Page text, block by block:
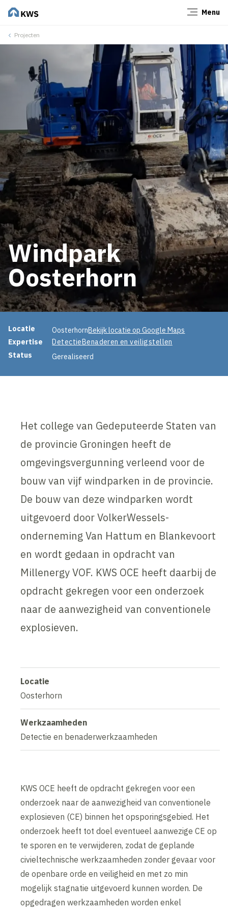
Menu
Projecten
Windpark
Oosterhorn
Projectinformatie
Locatie OosterhornBekijk locatie op Google Maps
Expertise
Detectie Benaderen en veiligstellen
Status
Gerealiseerd
Het college van Gedeputeerde Staten van
de provincie Groningen heeft de
omgevingsvergunning verleend voor de
bouw van vijf windparken in de provincie.
De bouw van deze windparken wordt
uitgevoerd door VolkerWessels-
onderneming Van Hattum en Blankevoort
en wordt gedaan in opdracht van
Millenergy VOF. KWS OCE heeft daarbij de
opdracht gekregen voor een onderzoek
naar de aanwezigheid van conventionele
explosieven.
Locatie
Oosterhorn
Werkzaamheden
Detectie en benaderwerkzaamheden
KWS OCE heeft de opdracht gekregen voor een
onderzoek naar de aanwezigheid van conventionele
explosieven (CE) binnen het opsporingsgebied. Het
onderzoek heeft tot doel eventueel aanwezige CE op
te sporen en te verwijderen, zodat de geplande
civieltechnische werkzaamheden zonder gevaar voor
de openbare orde en veiligheid en met zo min
mogelijk stagnatie uitgevoerd kunnen worden. De
opgedragen werkzaamheden worden enkel
Sluiten